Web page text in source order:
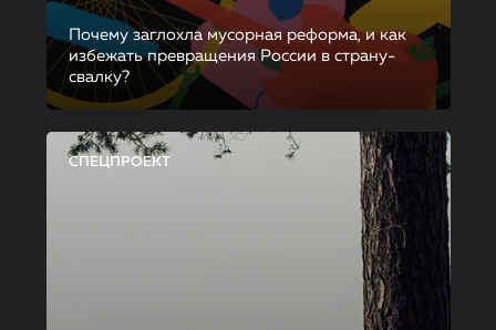
Почему заглохла мусорная реформа, и как
избежать превращения России в страну-
свалку?
СПЕЦПРОЕКТ